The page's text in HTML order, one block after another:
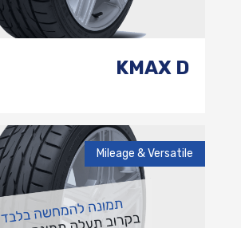
KMAX D
Mileage & Versatile